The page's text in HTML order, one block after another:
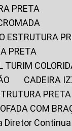
PRETA
ESTRUTURA
PRETA
TURIM
CADEIRA
PRETA
COM
Diretor